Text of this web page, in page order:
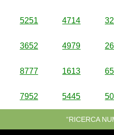
5251 4714
3652 4979
8777 1613
7952 5445
“RICERCA